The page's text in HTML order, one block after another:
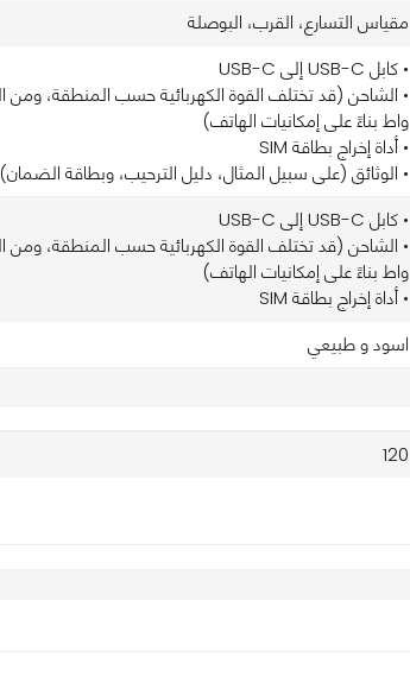
مقياس التسارع، القرب، البوصلة
• كابل USB-C إلى USB-C
واط بناءً على إمكانيات الهاتف)
• أداة إخراج بطاقة SIM
• الوثائق (على سبيل المثال، دليل الترحيب، وبطاقة الضمان)
• كابل USB-C إلى USB-C
واط بناءً على إمكانيات الهاتف)
• أداة إخراج بطاقة SIM
اسود و طبيعي
120